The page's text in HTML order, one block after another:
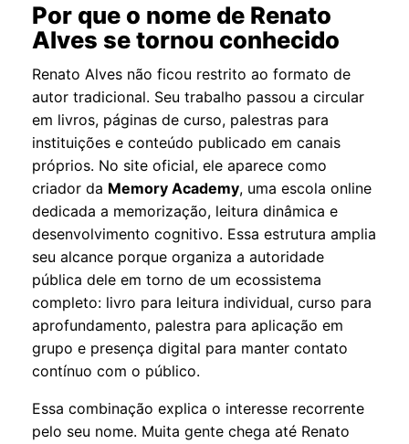
Por que o nome de Renato
Alves se tornou conhecido
Renato Alves não ficou restrito ao formato de
autor tradicional. Seu trabalho passou a circular
em livros, páginas de curso, palestras para
instituições e conteúdo publicado em canais
próprios. No site oficial, ele aparece como
criador da Memory Academy, uma escola online
dedicada a memorização, leitura dinâmica e
desenvolvimento cognitivo. Essa estrutura amplia
seu alcance porque organiza a autoridade
pública dele em torno de um ecossistema
completo: livro para leitura individual, curso para
aprofundamento, palestra para aplicação em
grupo e presença digital para manter contato
contínuo com o público.
Essa combinação explica o interesse recorrente
pelo seu nome. Muita gente chega até Renato